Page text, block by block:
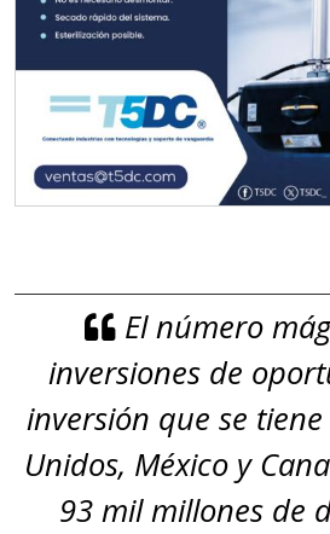
El número
inversiones de
inversión que se
Unidos, México y
93 mil millones de